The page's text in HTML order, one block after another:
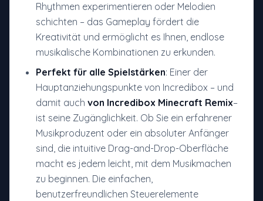
Rhythmen experimentieren oder Melodien
schichten – das Gameplay fördert die
Kreativität und ermöglicht es Ihnen, endlose
musikalische Kombinationen zu erkunden.
Perfekt für alle Spielstärken: Einer der
Hauptanziehungspunkte von Incredibox – und
damit auch von Incredibox Minecraft Remix–
ist seine Zugänglichkeit. Ob Sie ein erfahrener
Musikproduzent oder ein absoluter Anfänger
sind, die intuitive Drag-and-Drop-Oberfläche
macht es jedem leicht, mit dem Musikmachen
zu beginnen. Die einfachen,
benutzerfreundlichen Steuerelemente